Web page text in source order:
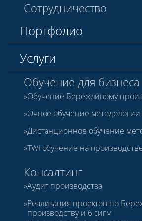
Сотрудничество
Портфолио
Услуги
Обучение для бизнеса
Обучение Бережливому
Очное обучение методологии
Дистанционное обучение
TWI обучение на производстве
Консалтинг
Аудит производства
Реализация проектов по
производству и 6 сигм